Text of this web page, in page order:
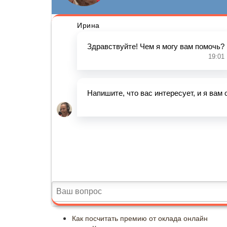
Как посчитать премию от оклада онлайн